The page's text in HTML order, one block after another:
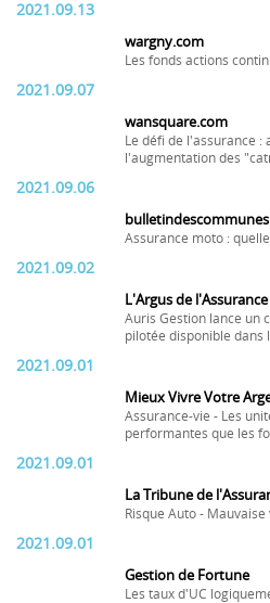
2021.09.13
wargny.com
Les fonds actions
2021.09.07
wansquare.com
Le défi de l'assurance
l'augmentation des
2021.09.06
Assurance moto :
2021.09.02
L'Argus de l'Assurance
Auris Gestion lance un
pilotée disponible dans
2021.09.01
Mieux Vivre Votre
Assurance-vie - Les
performantes que les
2021.09.01
La Tribune de
Risque Auto -
2021.09.01
Gestion de Fortune
Les taux d'UC